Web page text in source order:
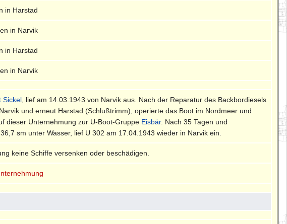
in Harstad
in Narvik
in Harstad
in Narvik
Sickel , lief am 14.03.1943 von Narvik aus. Nach der Reparatur des Backbordiesels
und erneut Harstad (Schlußtrimm), operierte das Boot im Nordmeer und
dieser Unternehmung zur U-Boot-Gruppe Eisbär. Nach 35 Tagen und
sm unter Wasser, lief U 302 am 17.04.1943 wieder in Narvik ein.
keine Schiffe versenken oder beschädigen.